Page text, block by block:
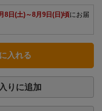
8日(土)～8月9日(日)頃にお届
入れる
りに追加